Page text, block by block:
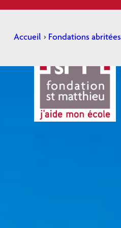
contenu
Accueil > Fondations abritées